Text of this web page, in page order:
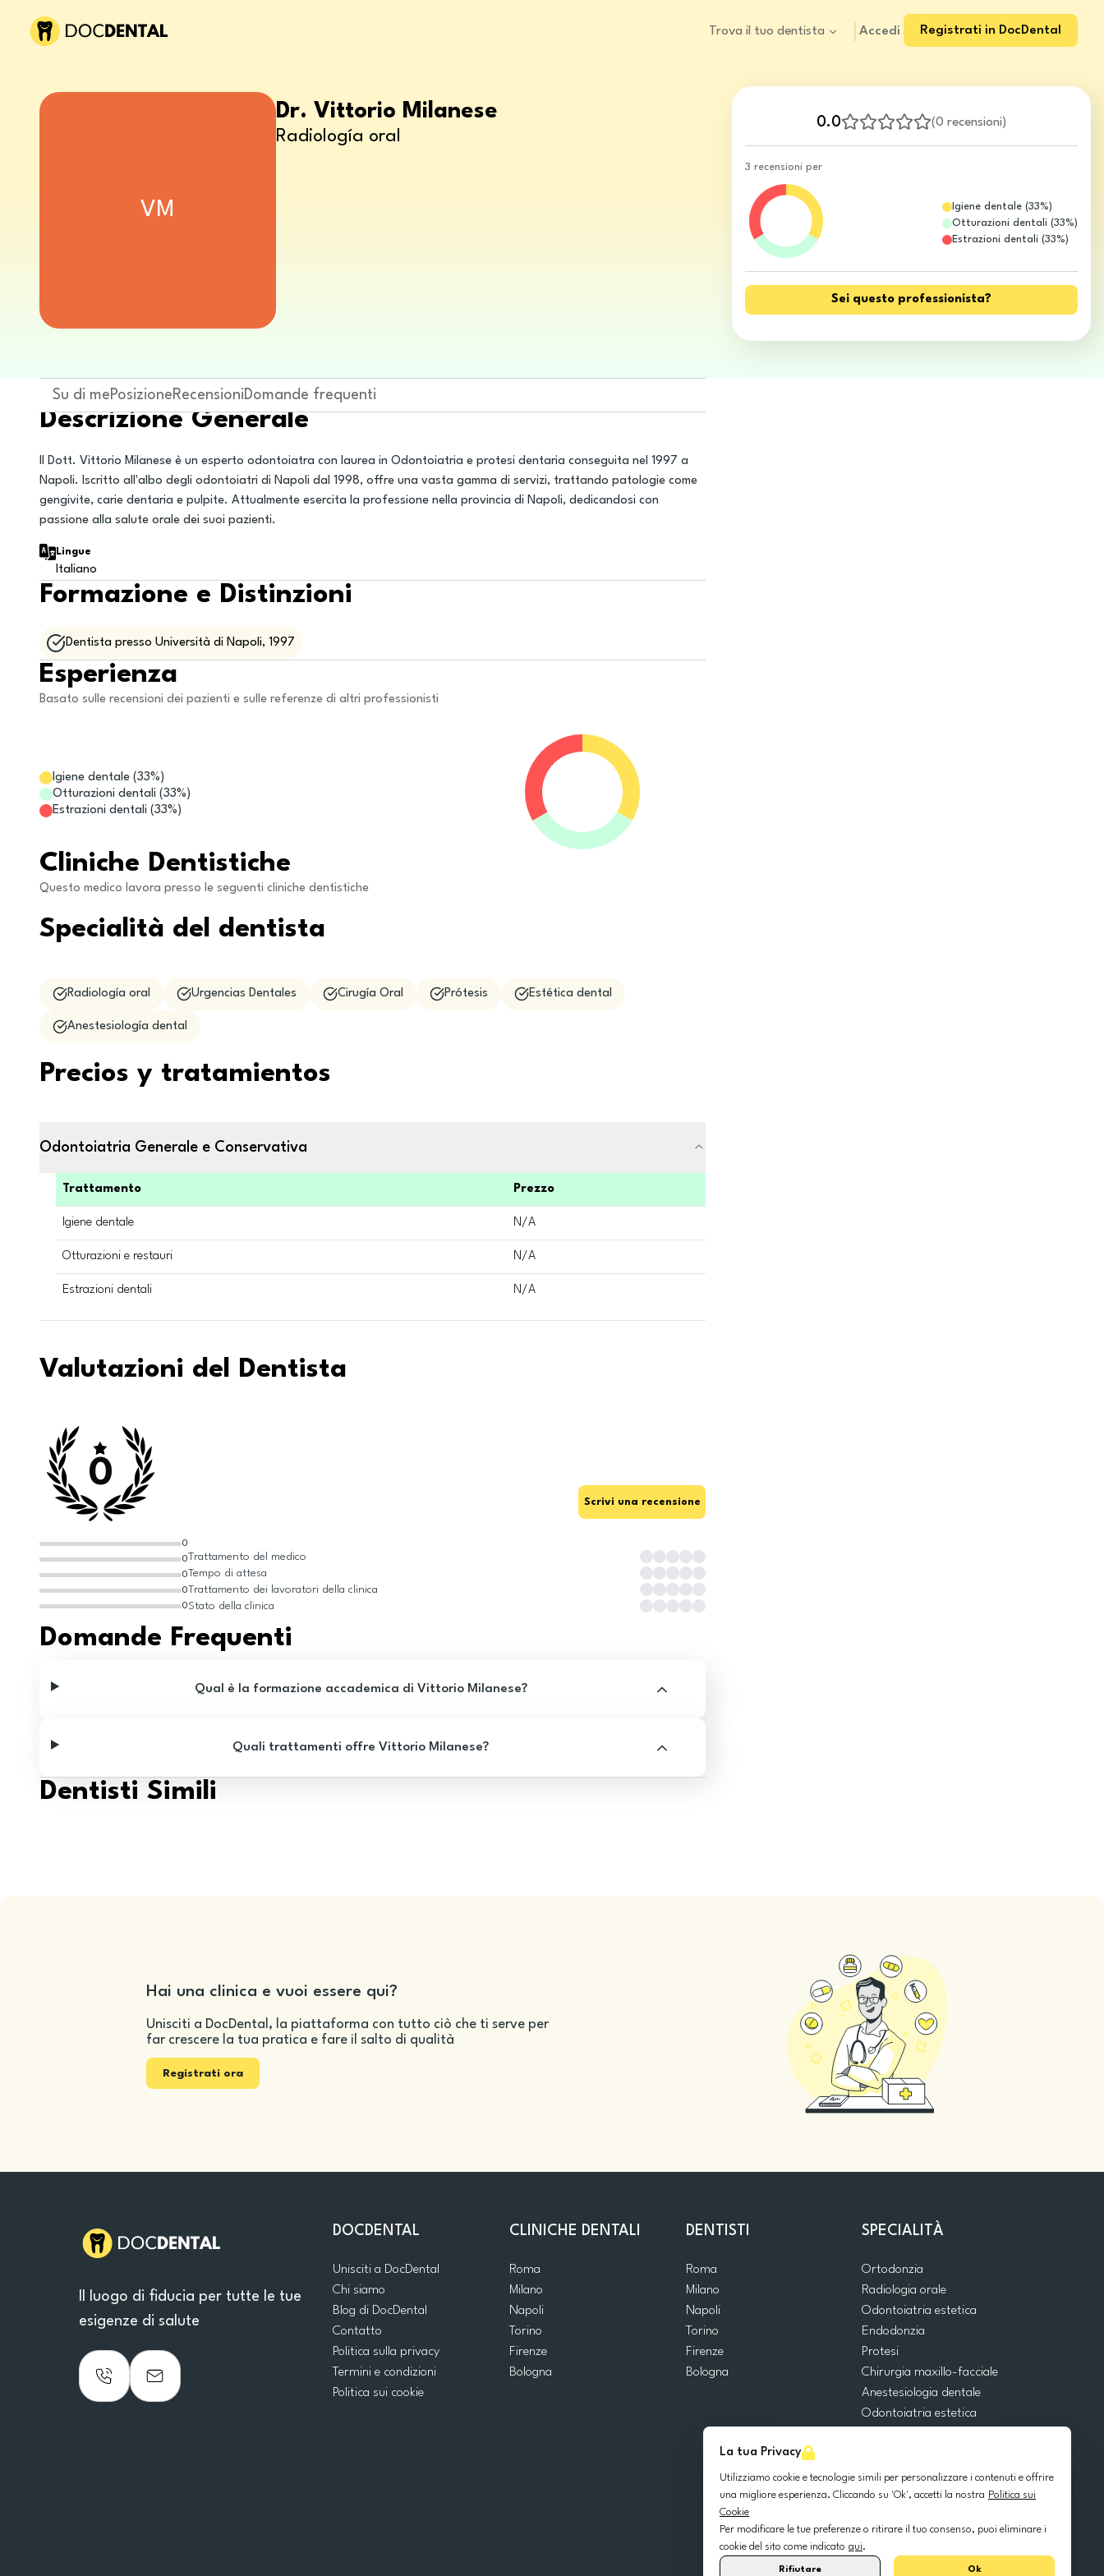
Trova il tuo dentista Accedi Registrati in DocDental
La tua Privacy
Utilizziamo cookie e tecnologie simili per personalizzare i contenuti e offrire
una migliore esperienza. Cliccando su 'Ok', accetti la nostra Politica sui
Cookie
Per modificare le tue preferenze o ritirare il tuo consenso, puoi eliminare i
cookie del sito come indicato qui.
Rifiutare Ok
0.0 (0 recensioni)
3 recensioni per
Igiene dentale(33%)
Otturazioni dentali(33%)
Estrazioni dentali(33%)
Sei questo professionista?
VM
Dr. Vittorio Milanese
Radiología oral
Su di mePosizioneRecensioniDomande frequenti
Descrizione Generale
Il Dott. Vittorio Milanese è un esperto odontoiatra con laurea in Odontoiatria e protesi dentaria conseguita nel 1997 a
Napoli. Iscritto all'albo degli odontoiatri di Napoli dal 1998, offre una vasta gamma di servizi, trattando patologie come
gengivite, carie dentaria e pulpite. Attualmente esercita la professione nella provincia di Napoli, dedicandosi con
passione alla salute orale dei suoi pazienti.
Lingue
Italiano
Formazione e Distinzioni
Dentista presso Università di Napoli, 1997
Esperienza
Basato sulle recensioni dei pazienti e sulle referenze di altri professionisti
Igiene dentale (33%)
Otturazioni dentali (33%)
Estrazioni dentali (33%)
Cliniche Dentistiche
Questo medico lavora presso le seguenti cliniche dentistiche
Specialità del dentista
Radiología oral Urgencias Dentales Cirugía Oral Prótesis Estética dental
Anestesiología dental
Precios y tratamientos
Odontoiatria Generale e Conservativa
Trattamento Prezzo
Igiene dentale N/A
Otturazioni e restauri N/A
Estrazioni dentali N/A
Valutazioni del Dentista
0
0
0
0
0
0
Scrivi una recensione
Trattamento del medico
Tempo di attesa
Trattamento dei lavoratori della clinica
Stato della clinica
Domande Frequenti
Qual è la formazione accademica di Vittorio Milanese?
Quali trattamenti offre Vittorio Milanese?
Dentisti Simili
Hai una clinica e vuoi essere qui?
Unisciti a DocDental, la piattaforma con tutto ciò che ti serve per
far crescere la tua pratica e fare il salto di qualità
Registrati ora
Il luogo di fiducia per tutte le tue
esigenze di salute
DOCDENTAL
Unisciti a DocDental
Chi siamo
Blog di DocDental
Contatto
Politica sulla privacy
Termini e condizioni
Politica sui cookie
CLINICHE DENTALI
Roma
Milano
Napoli
Torino
Firenze
Bologna
DENTISTI
Roma
Milano
Napoli
Torino
Firenze
Bologna
SPECIALITÀ
Ortodonzia
Radiologia orale
Odontoiatria estetica
Endodonzia
Protesi
Chirurgia maxillo-facciale
Anestesiologia dentale
Odontoiatria estetica
Odontoiatria pediatrica
Chirurgia orale
Parodontologia